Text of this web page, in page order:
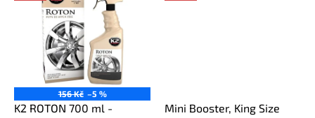
156 Kč –5 %
K2 ROTON 700 ml -
Mini Booster, King Size